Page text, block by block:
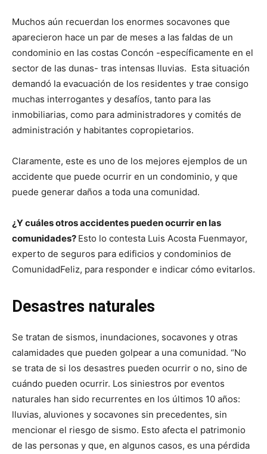
Muchos aún recuerdan los enormes socavones que
aparecieron hace un par de meses a las faldas de un
condominio en las costas Concón -específicamente en el
sector de las dunas- tras intensas lluvias. Esta situación
demandó la evacuación de los residentes y trae consigo
muchas interrogantes y desafíos, tanto para las
inmobiliarias, como para administradores y comités de
administración y habitantes copropietarios.
Claramente, este es uno de los mejores ejemplos de un
accidente que puede ocurrir en un condominio, y que
puede generar daños a toda una comunidad.
¿Y cuáles otros accidentes pueden ocurrir en las
comunidades? Esto lo contesta Luis Acosta Fuenmayor,
experto de seguros para edificios y condominios de
ComunidadFeliz, para responder e indicar cómo evitarlos.
Desastres naturales
Se tratan de sismos, inundaciones, socavones y otras
calamidades que pueden golpear a una comunidad. “No
se trata de si los desastres pueden ocurrir o no, sino de
cuándo pueden ocurrir. Los siniestros por eventos
naturales han sido recurrentes en los últimos 10 años:
lluvias, aluviones y socavones sin precedentes, sin
mencionar el riesgo de sismo. Esto afecta el patrimonio
de las personas y que, en algunos casos, es una pérdida